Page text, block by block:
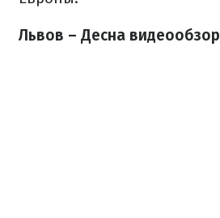
Львов – Десна видеообзор